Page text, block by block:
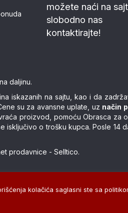
možete naći na
slobodno nas
kontaktirajte!
daljinu.
iskazanih na sajtu, kao i da
su za avansne uplate, uz način
proizvod, pomoću Obrasca za
isključivo o trošku kupca. Posle 14
prodavnice - Selltico.
kolačića saglasni ste sa